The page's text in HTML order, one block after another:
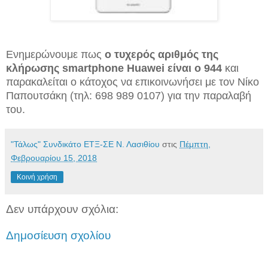
Ενημερώνουμε πως ο τυχερός αριθμός της
κλήρωσης smartphone Huawei είναι ο 944 και
παρακαλείται ο κάτοχος να επικοινωνήσει με τον Νίκο
Παπουτσάκη (τηλ: 698 989 0107) για την παραλαβή
του.
"Τάλως" Συνδικάτο ΕΤΞ-ΣΕ Ν. Λασιθίου στις Πέμπτη,
Φεβρουαρίου 15, 2018
Κοινή χρήση
Δεν υπάρχουν σχόλια:
Δημοσίευση σχολίου